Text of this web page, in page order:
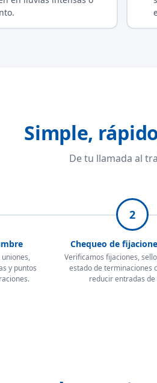
Simple,
De tu llamada al
uniones,
y puntos
2
Chequeo de
Verificamos fijaciones,
estado de terminaciones
reducir entradas de